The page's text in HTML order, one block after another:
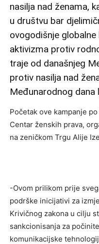
nasilja nad ženama,
u društvu bar
ovogodišnje
aktivizma protiv
traje od današnjeg
protiv nasilja nad
Međunarodnog dana
Početak ove kampanje
Centar ženskih prava,
na zeničkom Trgu Alije
-Ovom prilikom prije
podrške inicijativi za
Krivičnog zakona u cilju
sankcionisanja za
komunikacijske